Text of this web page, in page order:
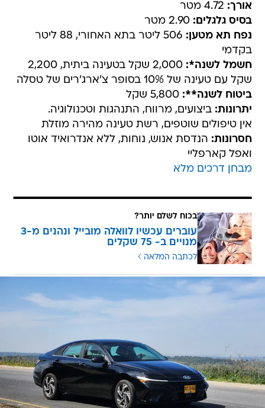
אורך:
בסיס גלגלים: 2.90 מטר
נפח תא מטען:
506 ליטר בתא האחורי, 88 ליטר
בקדמי
חשמל לשנה*:
2,000 שקל בטעינה ביתית, 2,200
שקל עם טעינה של 10% בסופר צ'ארג'רים של טסלה
ביטוח לשנה**: 5,800 שקל
יתרונות: ביצועים, מרווח, התנהגות וטכנולוגיה.
אין טיפולים שוטפים, רשת טעינה מהירה מוזלת
חסרונות: הנדסת אנוש, נוחות, ללא אנדרואיד אוטו
ואפל קארפליי
מבחן דרכים מלא
בכוח לשלם יותר?
עוברים עכשיו לוואלה מובייל ונהנים מ-3
מנויים ב- 75 שקלים
לכתבה המלאה